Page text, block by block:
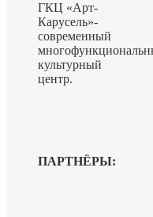
ГКЦ «Арт-
Карусель»-
современный
культурный
центр.
ПАРТНЁРЫ: